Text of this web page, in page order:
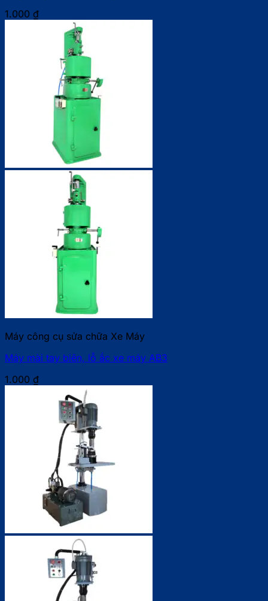
1.000 ₫
Máy công cụ sửa chữa Xe Máy
Máy mài tay biên, lỗ ắc xe máy AB3
1.000 ₫